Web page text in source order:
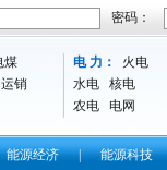
密码：
煤
运销
电 力：
火电
水电
核电
农电
电网
能源经济 | 能源科技